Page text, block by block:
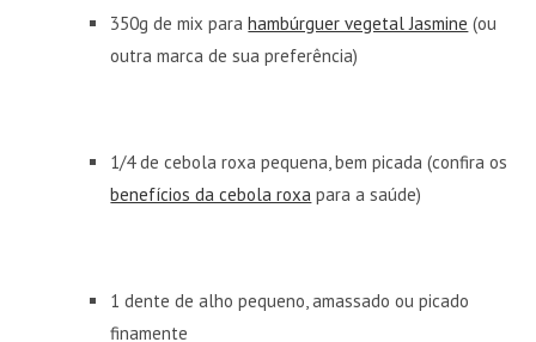
350g de mix parahambúrguer vegetal Jasmine (ou
outra marca de sua preferência)
1/4 de cebola roxa pequena, bem picada (confira os
benefícios da cebola roxa para a saúde)
1 dente de alho pequeno, amassado ou picado
finamente